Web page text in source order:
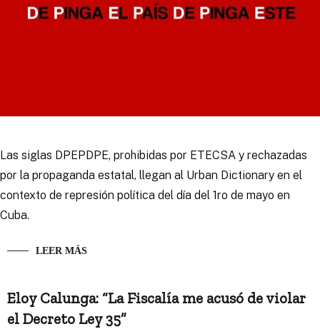
Las siglas DPEPDPE, prohibidas por ETECSA y rechazadas
por la propaganda estatal, llegan al Urban Dictionary en el
contexto de represión política del día del 1ro de mayo en
Cuba.
LEER MÁS
Eloy Calunga: “La Fiscalía me acusó de violar
el Decreto Ley 35”